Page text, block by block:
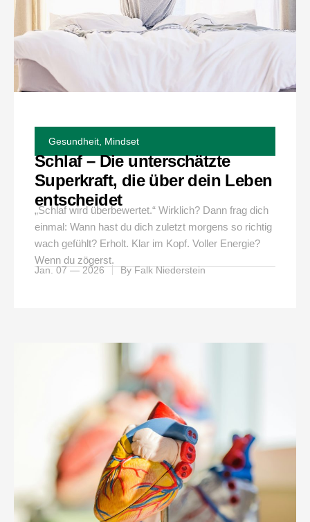
Gesundheit Mindset
Schlaf – Die unterschätzte
Superkraft, die über dein Leben
entscheidet
„Schlaf wird überbewertet.“ Wirklich? Dann frag dich
einmal: Wann hast du dich zuletzt morgens so richtig
wach gefühlt? Erholt. Klar im Kopf. Voller Energie?
Wenn du zögerst.
Jan. 07 — 2026 ByFalk Niederstein